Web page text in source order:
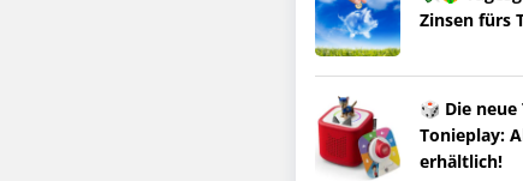
Zinsen fürs
🎲 Die
Tonieplay:
erhältlich!